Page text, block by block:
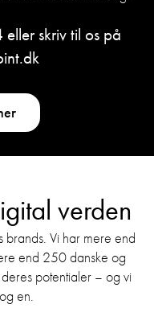
eller skriv til os på
verden
Vi har mere end
end 250 danske og
potentialer – og vi
en.